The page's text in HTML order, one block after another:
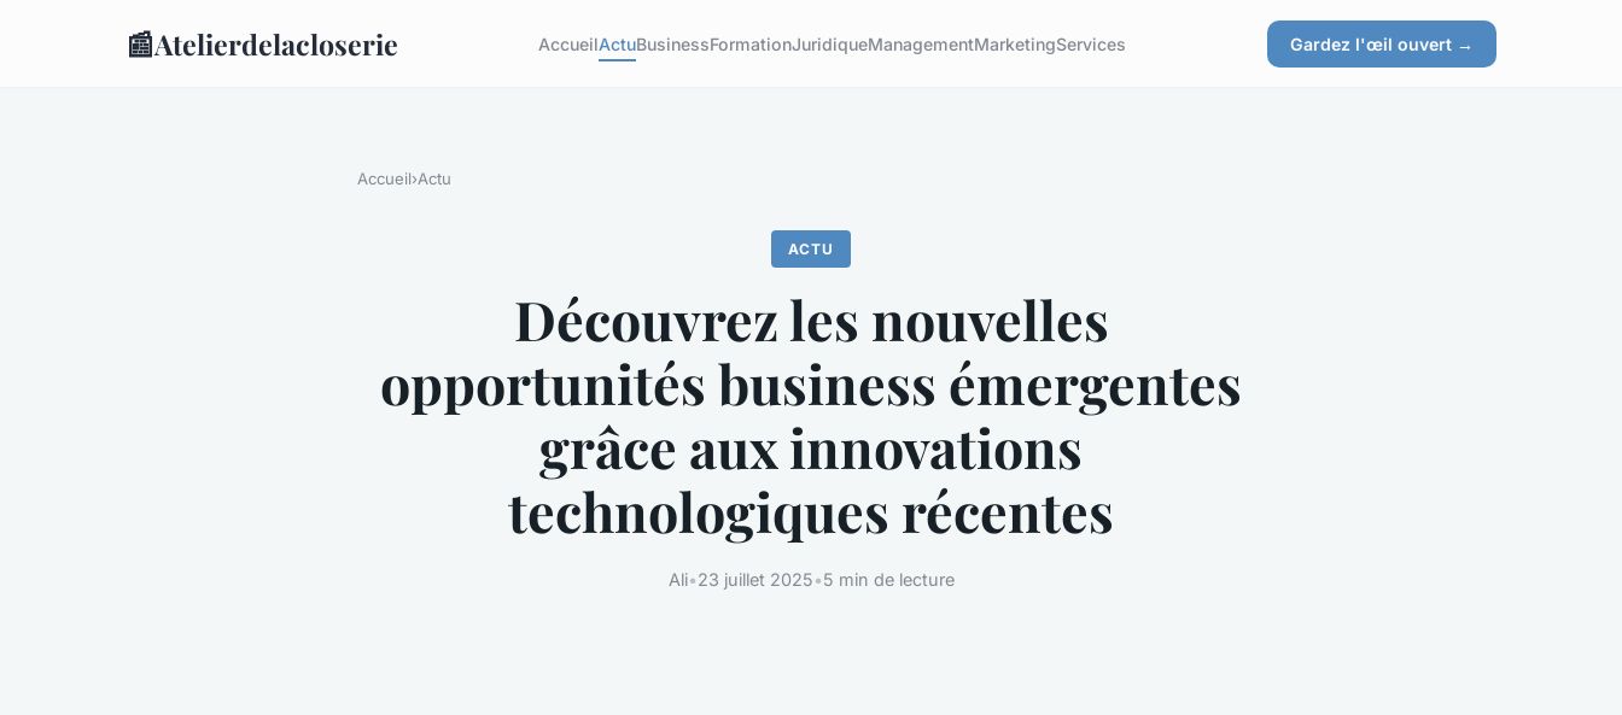
📰Atelierdelacloserie AccueilActuBusinessFormationJuridiqueManagementMarketingServices Gardez l'œil ouvert →
Accueil›Actu
ACTU
Découvrez les nouvelles
opportunités business émergentes
grâce aux innovations
technologiques récentes
Ali•23 juillet 2025•5 min de lecture